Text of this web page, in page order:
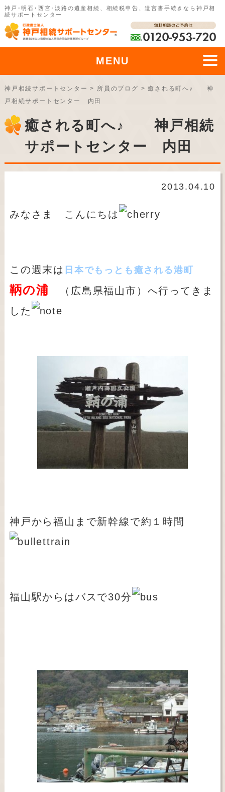
神戸･明石･西宮･淡路の遺産相続、相続税申告、遺言書手続きなら神戸相
続サポートセンター
MENU
神戸相続サポートセンター > 所員のブログ >癒される町へ♪ 神
戸相続サポートセンター 内田
癒される町へ♪ 神戸相続
サポートセンター 内田
2013.04.10
みなさま こんにちは
この週末は 日本でもっとも癒される港町
鞆の浦 （広島県福山市）へ行ってきま
した
神戸から福山まで新幹線で約１時間
福山駅からはバスで30分